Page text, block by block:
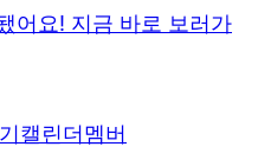
어요! 지금 바로 보러가
캘린더멤버